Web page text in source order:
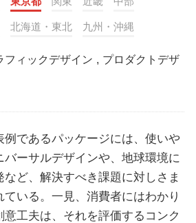
北海道・東北 九州・沖縄
フィックデザイン , プロダクトデザ
であるパッケージには、使いや
ーサルデザインや、地球環境に
ど、解決すべき課題に対しさま
いる。一見、消費者にはわかり
工夫は、それを評価するコンク